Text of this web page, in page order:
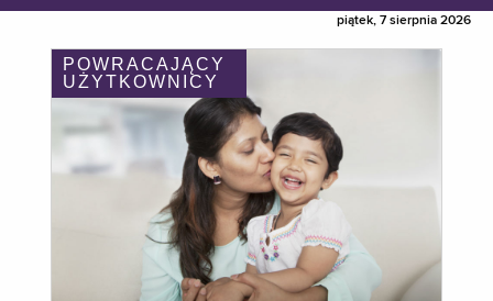
piątek, 7 sierpnia 2026
POWRACAJĄCY
UŻYTKOWNICY